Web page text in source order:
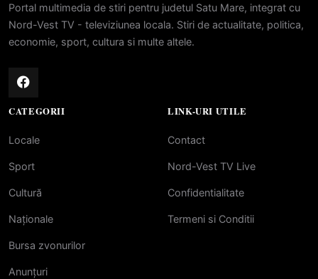
Portal multimedia de stiri pentru judetul Satu Mare, integrat cu
Nord-Vest TV - televiziunea locala. Stiri de actualitate, politica,
economie, sport, cultura si multe altele.
CATEGORII
Locale
Sport
Cultură
Naționale
Bursa zvonurilor
Anunțuri
LINK-URI UTILE
Contact
Nord-Vest TV Live
Confidentialitate
Termeni si Conditii